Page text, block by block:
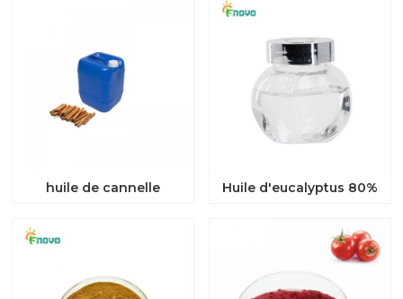
huile de cannelle Huile d'eucalyptus 80%